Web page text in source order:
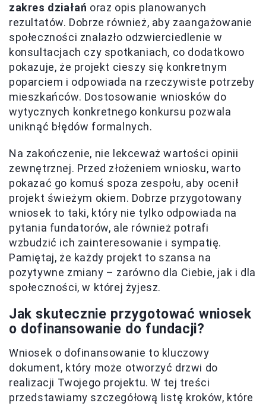
zakres działań oraz opis planowanych
rezultatów. Dobrze również, aby zaangażowanie
społeczności znalazło odzwierciedlenie w
konsultacjach czy spotkaniach, co dodatkowo
pokazuje, że projekt cieszy się konkretnym
poparciem i odpowiada na rzeczywiste potrzeby
mieszkańców. Dostosowanie wniosków do
wytycznych konkretnego konkursu pozwala
uniknąć błędów formalnych.
Na zakończenie, nie lekceważ wartości opinii
zewnętrznej. Przed złożeniem wniosku, warto
pokazać go komuś spoza zespołu, aby ocenił
projekt świeżym okiem. Dobrze przygotowany
wniosek to taki, który nie tylko odpowiada na
pytania fundatorów, ale również potrafi
wzbudzić ich zainteresowanie i sympatię.
Pamiętaj, że każdy projekt to szansa na
pozytywne zmiany – zarówno dla Ciebie, jak i dla
społeczności, w której żyjesz.
Jak skutecznie przygotować wniosek
o dofinansowanie do fundacji?
Wniosek o dofinansowanie to kluczowy
dokument, który może otworzyć drzwi do
realizacji Twojego projektu. W tej treści
przedstawiamy szczegółową listę kroków, które